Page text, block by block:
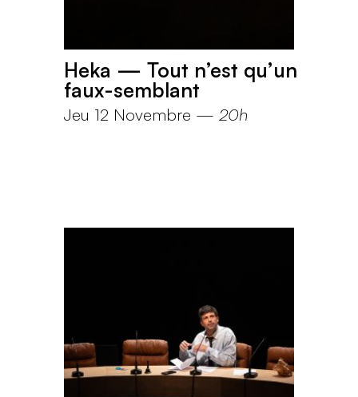
Heka — Tout n’est qu’un
faux-semblant
Jeu 12 Novembre — 20h